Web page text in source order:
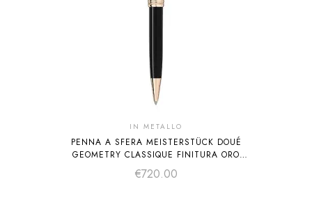
IN METALLO
PENNA A SFERA MEISTERSTÜCK DOUÉ
GEOMETRY CLASSIQUE FINITURA ORO
DISTINTIVO
€720.00